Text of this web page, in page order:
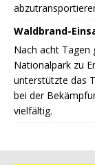
Waldbrand-
Nach acht Tagen
Nationalpark zu
unterstützte das
bei der
vielfältig.